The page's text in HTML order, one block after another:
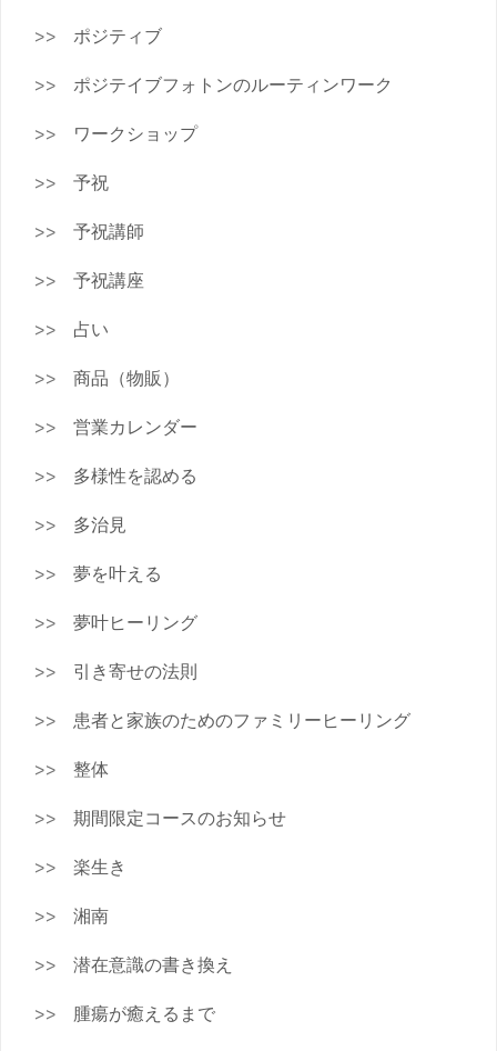
ポジティブ
ポジテイブフォトンのルーティンワーク
ワークショップ
予祝
予祝講師
予祝講座
占い
商品（物販）
営業カレンダー
多様性を認める
多治見
夢を叶える
夢叶ヒーリング
引き寄せの法則
患者と家族のためのファミリーヒーリング
整体
期間限定コースのお知らせ
楽生き
湘南
潜在意識の書き換え
腫瘍が癒えるまで